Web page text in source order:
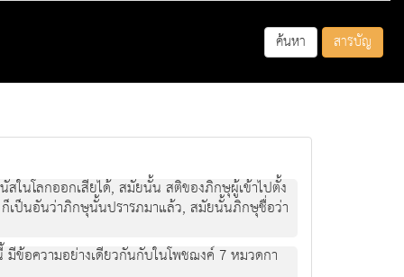
ค้นหา สารบัญ
ในโลกออกเสียได้, สมัยนั้น สติของภิกษุผู้เข้าไปตั้ง
ก็เป็นอันว่าภิกษุนั้นปรารภมาแล้ว, สมัยนั้นภิกษุชื่อว่า
ข้อความอย่างเดียวกันกับในโพชฌงค์ 7 หมวดกา